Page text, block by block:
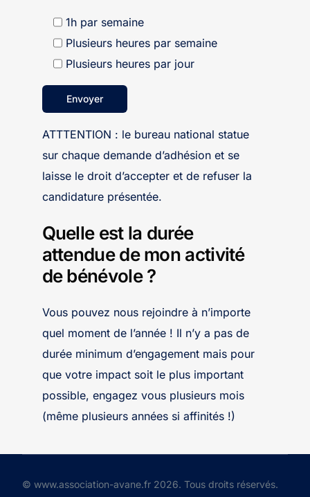
1h par semaine
Plusieurs heures par semaine
Plusieurs heures par jour
ATTTENTION : le bureau national statue
sur chaque demande d’adhésion et se
laisse le droit d’accepter et de refuser la
candidature présentée.
Quelle est la durée
attendue de mon activité
de bénévole ?
Vous pouvez nous rejoindre à n’importe
quel moment de l’année ! Il n’y a pas de
durée minimum d’engagement mais pour
que votre impact soit le plus important
possible, engagez vous plusieurs mois
(même plusieurs années si affinités !)
© www.association-avane.fr 2026. Tous droits réservés.